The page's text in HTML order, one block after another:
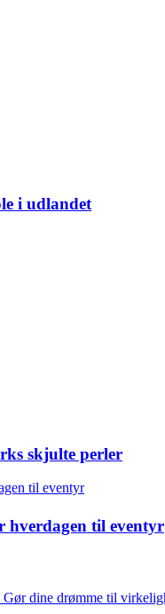
i udlandet
skjulte perler
hverdagen til eventyr